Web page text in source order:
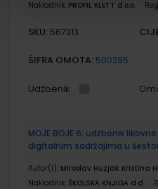
Nakladnik: PROFIL KLETT d.o.o.
SKU: 567313
ŠIFRA OMOTA: 500285
Udžbenik
MOJE BOJE 6; udžbenik
digitalnim sadržajima u
Autor(i): Miroslav Huzjak Kristina
Nakladnik: ŠKOLSKA KNJIGA d.d.